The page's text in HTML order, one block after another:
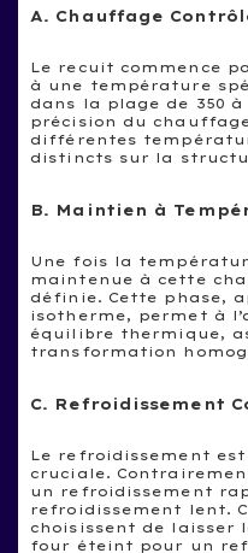
A. Chauffage
Le recuit commence
à une température
dans la plage de 350 à
précision du
différentes
distincts sur la
B. Maintien à
Une fois la
maintenue à cette
définie. Cette phase,
isotherme, permet à
équilibre thermique,
transformation
C. Refroidissement
Le refroidissement
cruciale.
un refroidissement
refroidissement lent.
choisissent de laisser
four éteint pour un